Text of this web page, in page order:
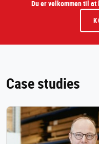
Du er velkommen til at
Case studies